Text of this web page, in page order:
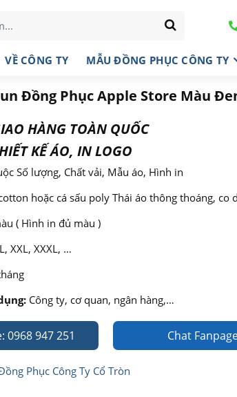
VỀ CÔNG TY MẪU ĐỒNG PHỤC CÔNG TY
Đồng Phục Apple Store Màu
HÀNG TOÀN QUỐC
KẾ ÁO, IN LOGO
Số lượng, Chất vải, Mẫu áo, Hình in
hoặc cá sấu poly Thái áo thông thoáng, co
( Hình in đủ màu )
XXL, XXXL, …
Công ty, cơ quan, ngân hàng,…
0968 947 251 Chat
Phục Công Ty Cổ Tròn